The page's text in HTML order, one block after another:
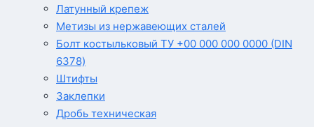
Латунный крепеж
Метизы из нержавеющих сталей
Болт костыльковый ТУ +00 000 000 0000 (DIN
6378)
Штифты
Заклепки
Дробь техническая